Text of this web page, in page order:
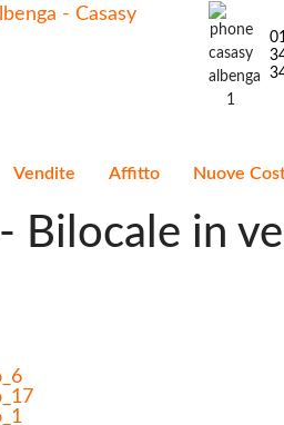
Vendite Affitto Nuove
- Bilocale in